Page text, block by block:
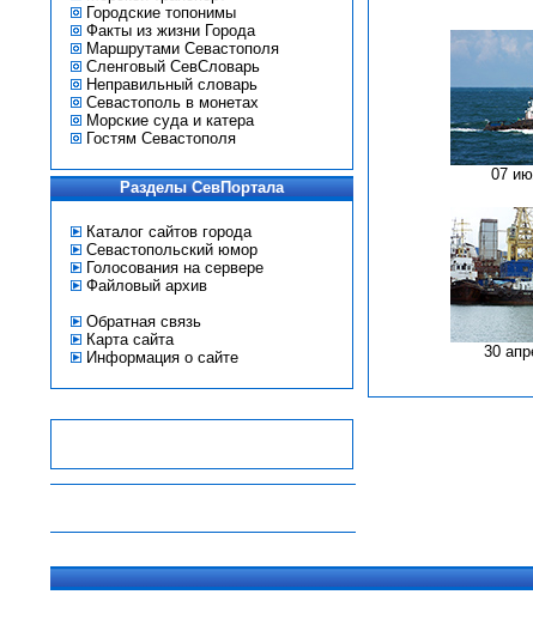
Городские топонимы
Факты из жизни Города
Маршрутами Севастополя
Сленговый СевСловарь
Неправильный словарь
Севастополь в монетах
Морские суда и катера
Гостям Севастополя
Разделы СевПортала
Каталог сайтов города
Севастопольский юмор
Голосования на сервере
Файловый архив
Обратная связь
Карта сайта
Информация о сайте
07
30